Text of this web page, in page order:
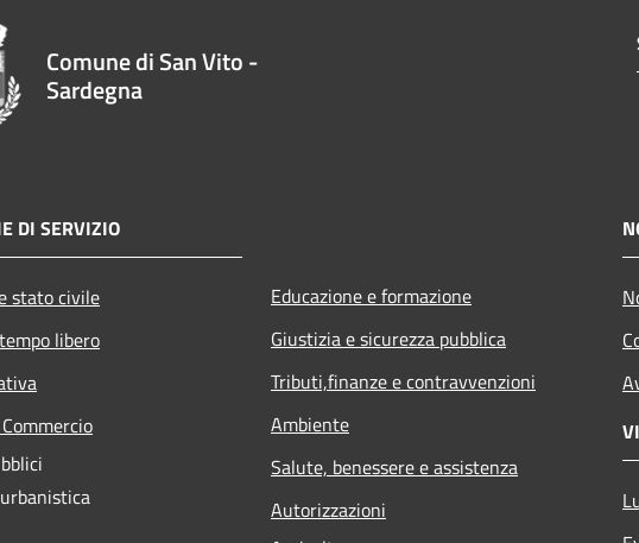
Comune di San Vito -
Sardegna
DI SERVIZIO
stato civile
libero
Educazione e formazione
Giustizia e sicurezza pubblica
Tributi,finanze e contravvenzioni
Ambiente
Salute, benessere e assistenza
Autorizzazioni